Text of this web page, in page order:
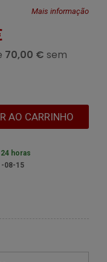
Mais informação
AO CARRINHO
horas
-08-15